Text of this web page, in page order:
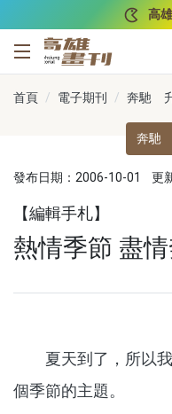
高
高雄畫刊
首頁 電子期刊 奔馳
奔馳
發布日期：2006-10-01 更
【編輯手札】
熱情季節 盡
夏天到了，所以我
個季節的主題。